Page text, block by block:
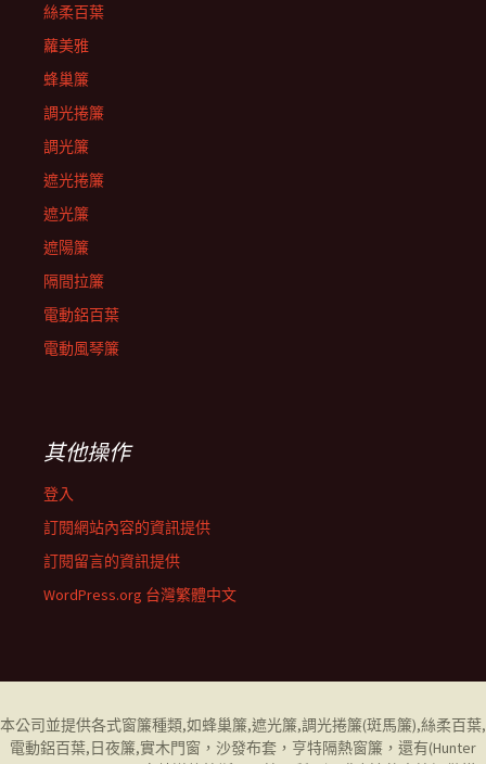
絲柔百葉
蘿美雅
蜂巢簾
調光捲簾
調光簾
遮光捲簾
遮光簾
遮陽簾
隔間拉簾
電動鋁百葉
電動風琴簾
其他操作
登入
訂閱網站內容的資訊提供
訂閱留言的資訊提供
WordPress.org 台灣繁體中文
本公司並提供各式窗簾種類,如蜂巢簾,遮光簾,調光捲簾(斑馬簾),絲柔百葉,
電動鋁百葉,日夜簾,實木門窗， 沙發布套 ， 亨特隔熱窗簾 ，還有(Hunter